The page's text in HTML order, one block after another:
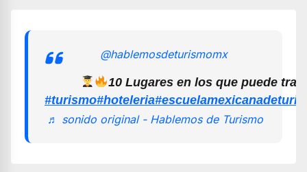
@hablemosdeturismomx
10 Lugares en los que puede
#turismo#hoteleria
♬ sonido original - Hablemos de Turismo